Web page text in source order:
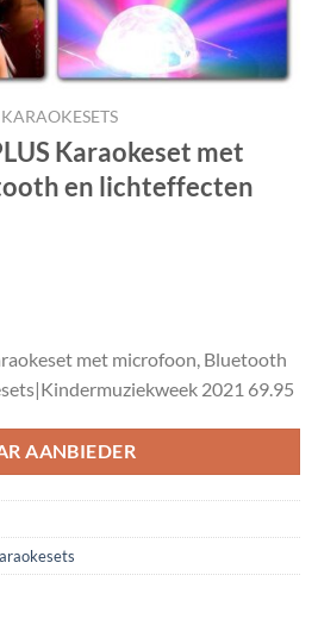
KARAOKESETS
Karaokeset met
en lichteffecten
met microfoon, Bluetooth
2021 69.95
AANBIEDER